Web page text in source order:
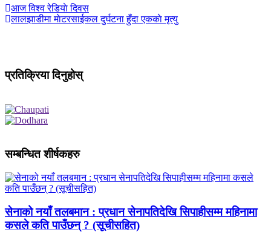
आज विश्व रेडियाे दिवस
लालझाडीमा माेटरसाईकल दुर्घटना हुँदा एककाे मृत्यु
प्रतिक्रिया दिनुहोस्
सम्बन्धित शीर्षकहरु
सेनाको नयाँ तलबमान : प्रधान सेनापतिदेखि सिपाहीसम्म महिनामा
कसले कति पाउँछन् ? (सूचीसहित)